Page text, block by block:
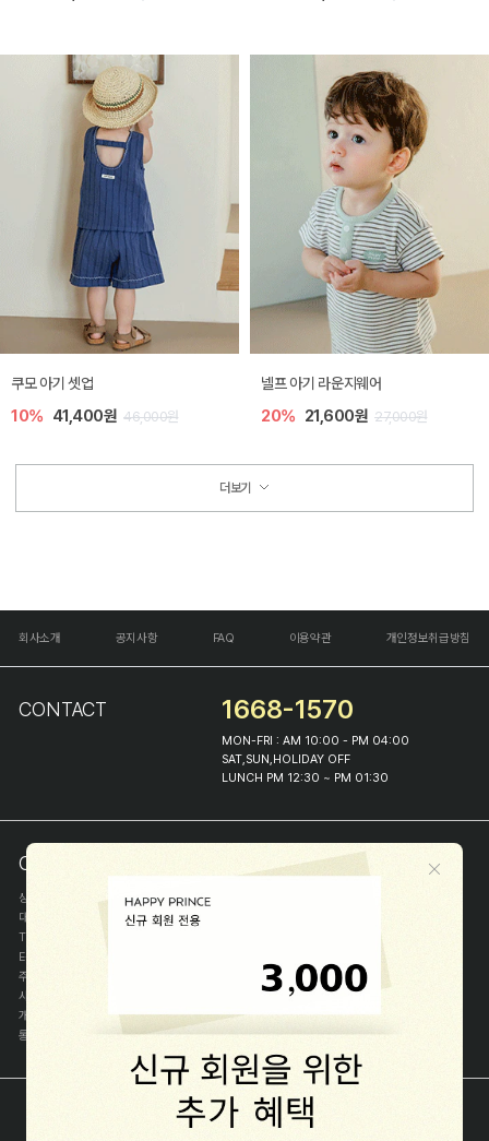
쿠모 아기 셋업
10% 41,400원 46,000원
넬프 아기 라운지웨어
20% 21,600원 27,000원
더보기
회사소개 공지사항 FAQ 이용약관 개인정보취급방침
CONTACT 1668-1570
MON-FRI : AM 10:00 - PM 04:00
SAT,SUN,HOLIDAY OFF
LUNCH PM 12:30 ~ PM 01:30
COMPANY INFO
상호
(주)해피프린스
대표
이화진
TEL
E-MAIL
주소
사업자등록번호
개인정보관리자
이화진
통신판매신고번호
제 2018-서울종로-1384 호[사업자정보확인]
COPYRIGHT(C) (주)해피프린스 ALL RIGHT RESERVED.